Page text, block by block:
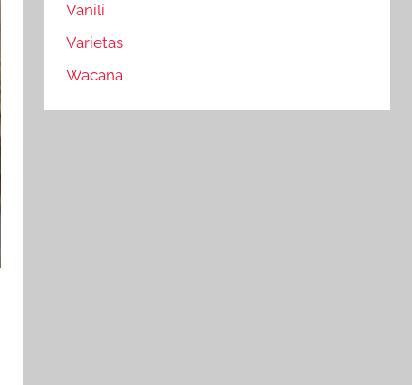
Vanili
Varietas
Wacana